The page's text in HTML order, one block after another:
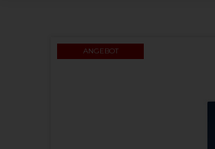
ANGEBOT